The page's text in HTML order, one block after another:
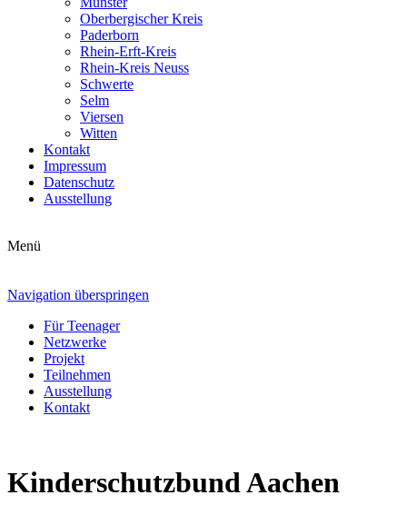
Oberbergischer Kreis
Paderborn
Rhein-Erft-Kreis
Rhein-Kreis Neuss
Schwerte
Selm
Viersen
Witten
Kontakt
Impressum
Datenschutz
Ausstellung
Menü
Navigation überspringen
Für Teenager
Netzwerke
Projekt
Teilnehmen
Ausstellung
Kontakt
Kinderschutzbund Aachen